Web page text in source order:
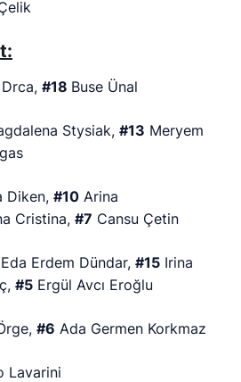
Drca,#18 Buse Ünal
Stysiak,#13 Meryem
Diken,#10 Arina
Cristina,#7 Cansu Çetin
Eda Erdem Dündar,#15 Irina
#5 Ergül Avcı Eroğlu
#6 Ada Germen Korkmaz
Lavarini